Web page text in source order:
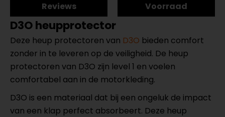
Reviews Voorraad
D3O heupprotector
Deze heup protectoren van D3O bieden comfort
zonder in te leveren op de veiligheid. De heup
protectoren van D3O zijn level 1 en voelen
comfortabel aan in de motorkleding.
D3O is een materiaal dat bij een ongeluk de impact
van een klap perfect absorbeert. Deze heup